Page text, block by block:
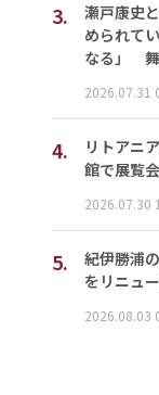
3.
瀬戸康史
められて
なる」 舞
2026.07.31
4.
リトアニ
館で展覧会
2026.07.30
5.
紀伊勝浦
をリニュ
2026.08.03